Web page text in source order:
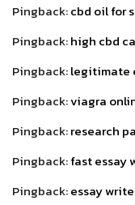
Pingback:cbd oil for
Pingback:high cbd
Pingback:legitimate
Pingback:viagra
Pingback:research
Pingback:fast essay
Pingback:essay write